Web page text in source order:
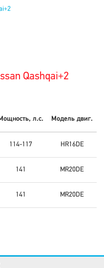
Qashqai+2
л.с. Модель двиг.
114-117 HR16DE
141 MR20DE
141 MR20DE